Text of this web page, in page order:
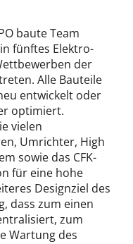
baute Team
fünftes Elektro-
der
Alle Bauteile
entwickelt oder
optimiert.
vielen
Umrichter, High
sowie das CFK-
für eine hohe
Designziel des
dass zum einen
zum
Wartung des